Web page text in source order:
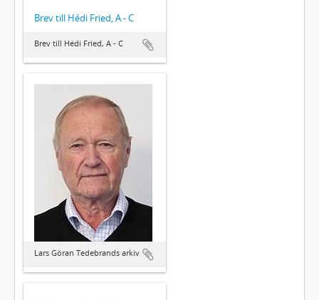
Brev till Hédi Fried, A - C
Brev till Hédi Fried, A - C
Lars Göran Tedebrands arkiv